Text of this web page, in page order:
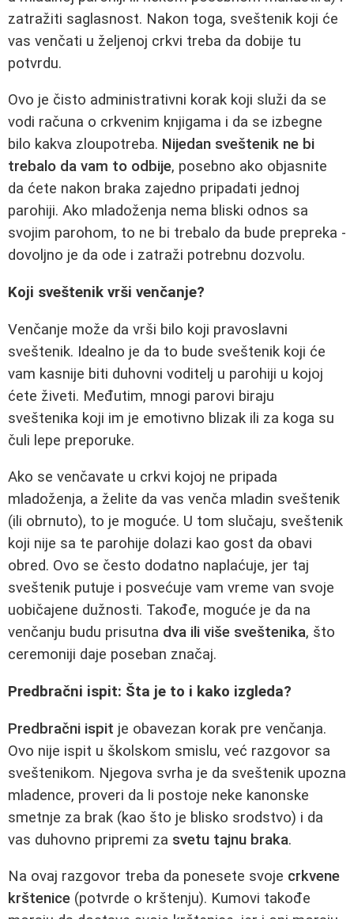
zatražiti saglasnost. Nakon toga, sveštenik koji će
vas venčati u željenoj crkvi treba da dobije tu
potvrdu.
Ovo je čisto administrativni korak koji služi da se
vodi računa o crkvenim knjigama i da se izbegne
bilo kakva zloupotreba. Nijedan sveštenik ne bi
trebalo da vam to odbije, posebno ako objasnite
da ćete nakon braka zajedno pripadati jednoj
parohiji. Ako mladoženja nema bliski odnos sa
svojim parohom, to ne bi trebalo da bude prepreka -
dovoljno je da ode i zatraži potrebnu dozvolu.
Koji sveštenik vrši venčanje?
Venčanje može da vrši bilo koji pravoslavni
sveštenik. Idealno je da to bude sveštenik koji će
vam kasnije biti duhovni voditelj u parohiji u kojoj
ćete živeti. Međutim, mnogi parovi biraju
sveštenika koji im je emotivno blizak ili za koga su
čuli lepe preporuke.
Ako se venčavate u crkvi kojoj ne pripada
mladoženja, a želite da vas venča mladin sveštenik
(ili obrnuto), to je moguće. U tom slučaju, sveštenik
koji nije sa te parohije dolazi kao gost da obavi
obred. Ovo se često dodatno naplaćuje, jer taj
sveštenik putuje i posvećuje vam vreme van svoje
uobičajene dužnosti. Takođe, moguće je da na
venčanju budu prisutna dva ili više sveštenika, što
ceremoniji daje poseban značaj.
Predbračni ispit: Šta je to i kako izgleda?
Predbračni ispit je obavezan korak pre venčanja.
Ovo nije ispit u školskom smislu, već razgovor sa
sveštenikom. Njegova svrha je da sveštenik upozna
mladence, proveri da li postoje neke kanonske
smetnje za brak (kao što je blisko srodstvo) i da
vas duhovno pripremi za svetu tajnu braka.
Na ovaj razgovor treba da ponesete svoje crkvene
krštenice (potvrde o krštenju). Kumovi takođe